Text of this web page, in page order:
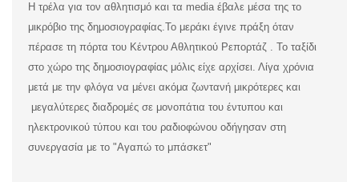
Η τρέλα για τον αθλητισμό και τα media έβαλε μέσα της το
μικρόβιο της δημοσιογραφίας.Το μεράκι έγινε πράξη όταν
πέρασε τη πόρτα του Κέντρου Αθλητικού Ρεπορτάζ . Το ταξίδι
στο χώρο της δημοσιογραφίας μόλις είχε αρχίσει. Λίγα χρόνια
μετά με την φλόγα να μένει ακόμα ζωντανή μικρότερες και
μεγαλύτερες διαδρομές σε μονοπάτια του έντυπου και
ηλεκτρονικού τύπου και του ραδιοφώνου οδήγησαν στη
συνεργασία με το "Αγαπώ το μπάσκετ"